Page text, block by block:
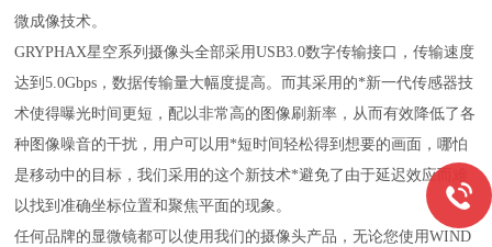
微成像技术。
GRYPHAX星空系列摄像头全部采用USB3.0数字传输接口，传输速度
达到5.0Gbps，数据传输量大幅度提高。而其采用的*新一代传感器技
术使得曝光时间更短，配以非常高的图像刷新率，从而有效降低了各
种图像噪音的干扰，用户可以用*短时间轻松得到想要的画面，哪怕
是移动中的目标，我们采用的这个新技术*避免了由于延迟效应而难
以找到准确坐标位置和聚焦平面的现象。
任何品牌的显微镜都可以使用我们的摄像头产品，无论您使用WIND